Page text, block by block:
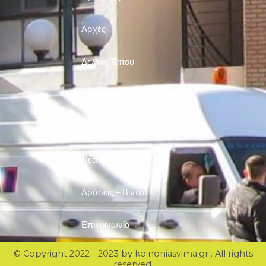
Αρχές
Δελτία Τύπου
Νέα
Δράσεις – Βίντεο
Επικοινωνία
© Copyright 2022 - 2023 by koinoniasvima.gr . All rights